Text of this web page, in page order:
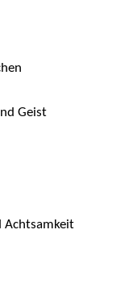
Geist
Achtsamkeit